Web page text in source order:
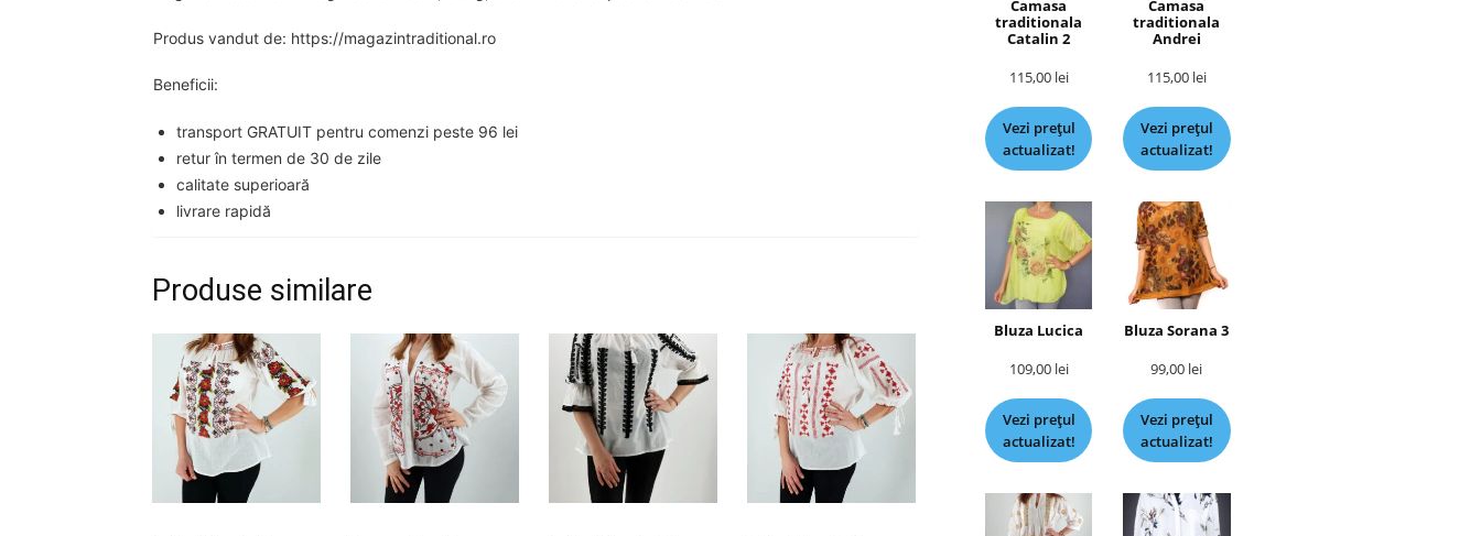
Produs vandut de: https://magazintraditional.ro
Beneficii:
transport GRATUIT pentru comenzi peste 96 lei
retur în termen de 30 de zile
calitate superioară
livrare rapidă
Produse similare
Camasa
traditionala
Catalin 2
115,00 lei
Vezi prețul
actualizat!
Camasa
traditionala
Andrei
115,00 lei
Vezi prețul
actualizat!
Bluza Lucica
109,00 lei
Vezi prețul
actualizat!
Bluza Sorana 3
99,00 lei
Vezi prețul
actualizat!